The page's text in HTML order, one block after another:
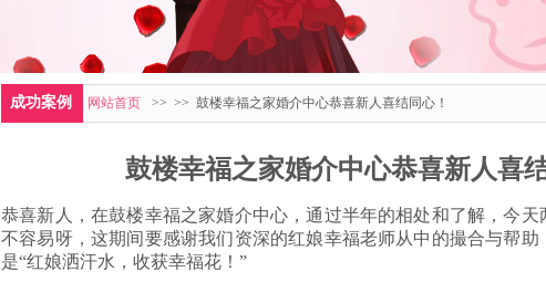
成功案例 网站首页 >> >> 鼓楼幸福之家婚介中心恭喜新人喜结同心！
鼓楼幸福之家婚介中心恭喜新人喜
恭喜新人，在鼓楼幸福之家婚介中心，通过半年的相处和了解，今
不容易呀，这期间要感谢我们资深的红娘幸福老师从中的撮合与帮
是“红娘洒汗水，收获幸福花 ！”